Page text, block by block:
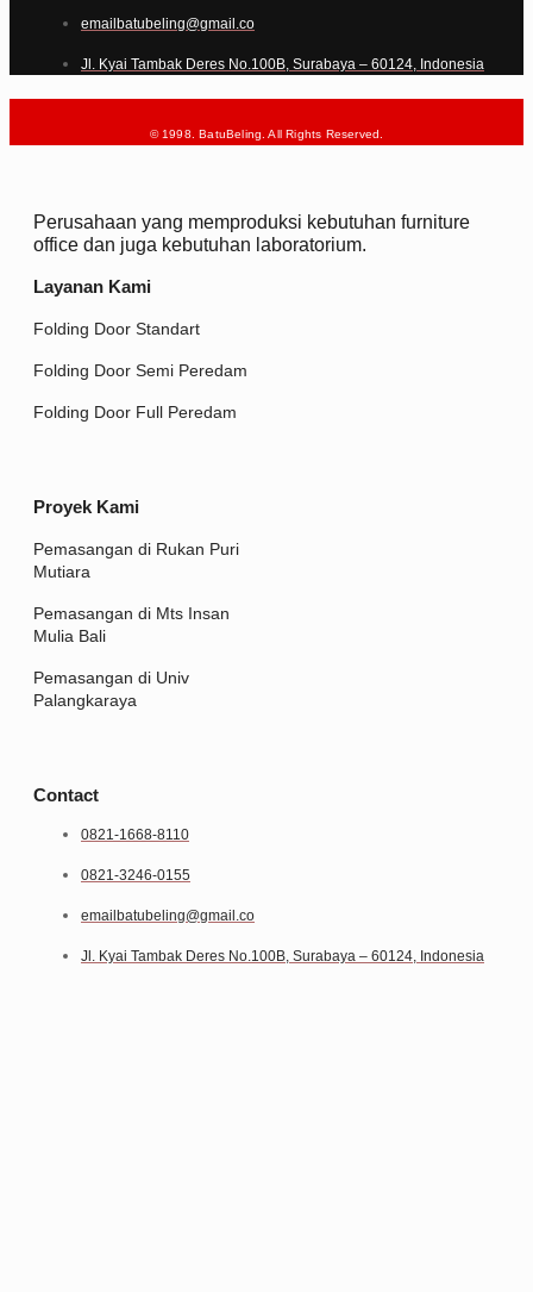
emailbatubeling@gmail.co
Jl. Kyai Tambak Deres No.100B, Surabaya – 60124, Indonesia
© 1998. BatuBeling. All Rights Reserved.
Perusahaan yang memproduksi kebutuhan furniture
office dan juga kebutuhan laboratorium.
Layanan Kami
Folding Door Standart
Folding Door Semi Peredam
Folding Door Full Peredam
Proyek Kami
Pemasangan di Rukan Puri
Mutiara
Pemasangan di Mts Insan
Mulia Bali
Pemasangan di Univ
Palangkaraya
Contact
0821-1668-8110
0821-3246-0155
emailbatubeling@gmail.co
Jl. Kyai Tambak Deres No.100B, Surabaya – 60124, Indonesia